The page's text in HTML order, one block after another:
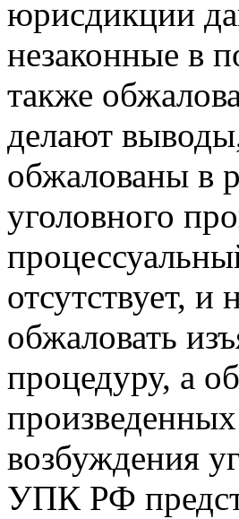
юрисдикции
незаконные в
также
делают
обжалованы в
уголовного
отсутствует,
обжаловать
процедуру, а
возбуждения
УПК РФ